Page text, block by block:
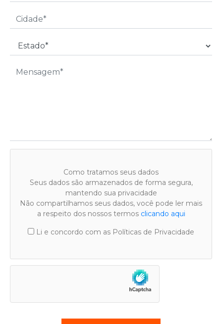
Como tratamos seus dados
Seus dados são armazenados de forma segura,
mantendo sua privacidade
Não compartilhamos seus dados, você pode ler mais
a respeito dos nossos termos clicando aqui
Li e concordo com as Políticas de Privacidade